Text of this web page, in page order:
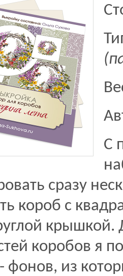
С
сразу
короб с
коробов я
фонов, из